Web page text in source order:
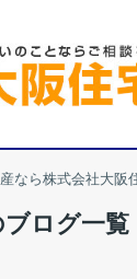
なら株式会社大阪
ログ一覧